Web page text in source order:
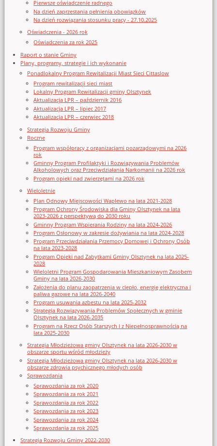
Pierwsze oświadczenie radnego
Na dzień zaprzestania pełnienia obowiązków
Na dzień rozwiązania stosunku pracy - 27.10.2025
Oświadczenia - 2026 rok
Oświadczenia za rok 2025
Raport o stanie Gminy
Plany, programy, strategie i ich wykonanie
Ponadlokalny Program Rewitalizacji Miast Sieci Cittaslow
Program rewitalizacji sieci miast
Lokalny Program Rewitalizacji gminy Olsztynek
Aktualizacja LPR – październik 2016
Aktualizacja LPR – lipiec 2017
Aktualizacja LPR – czerwiec 2018
Strategia Rozwoju Gminy
Roczne
Program współpracy z organizacjami pozarządowymi na 2026
rok
Gminny Program Profilaktyki i Rozwiązywania Problemów
Alkoholowych oraz Przeciwdziałania Narkomanii na 2026 rok
Program opieki nad zwierzętami na 2026 rok
Wieloletnie
Plan Odnowy Miejscowości Waplewo na lata 2021-2028
Program Ochrony Środowiska dla Gminy Olsztynek na lata
2023-2026 z perspektywą do 2030 roku
Gminny Program Wspierania Rodziny na lata 2024-2026
Program Osłonowy w zakresie dożywiania na lata 2024-2028
Program Przeciwdziałania Przemocy Domowej i Ochrony Osób
na lata 2023-2028
Program Opieki nad Zabytkami Gminy Olsztynek na lata 2025-
2028
Wieloletni Program Gospodarowania Mieszkaniowym Zasobem
Gminy na lata 2026-2030
Założenia do planu zaopatrzenia w ciepło, energię elektryczna i
paliwa gazowe na lata 2026-2040
Program usuwania azbestu na lata 2025-2032
Strategia Rozwiązywania Problemów Społecznych w gminie
Olsztynek na lata 2026-2035
Program na Rzecz Osób Starszych i z Niepełnosprawnością na
lata 2025-2030
Strategia Młodzieżowa gminy Olsztynek na lata 2026-2030 w
obszarze sportu wśród młodzieży
Strategia Młodzieżowa gminy Olsztynek na lata 2026-2030 w
obszarze zdrowia psychicznego młodych osób
Sprawozdania
Sprawozdania za rok 2020
Sprawozdania za rok 2021
Sprawozdania za rok 2022
Sprawozdania za rok 2023
Sprawozdania za rok 2024
Sprawozdania za rok 2025
Strategia Rozwoju Gminy 2022-2030